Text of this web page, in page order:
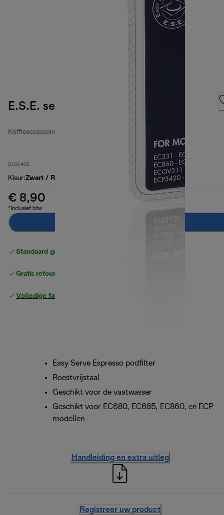
E.S.E. servingfilter
Koffieaccessoires
DLSC402
Kleur:Zwart / RVS
€ 8,90
*Inclusief btw
Standaard gratis verzending
Gratis retourneren
Volledige fabrieksgarantie
Easy Serve Espresso podfilter
Roestvrijstaal
Geschikt voor de vaatwasser
Geschikt voor EC680, EC685, EC860, en ECP
modellen
Handleiding en extra uitleg
Registreer uw product